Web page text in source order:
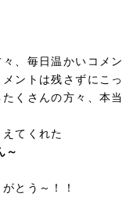
、毎日温かいコメン
ントは残さずにこっ
くさんの方々、本当
てくれた
～
とう～！！